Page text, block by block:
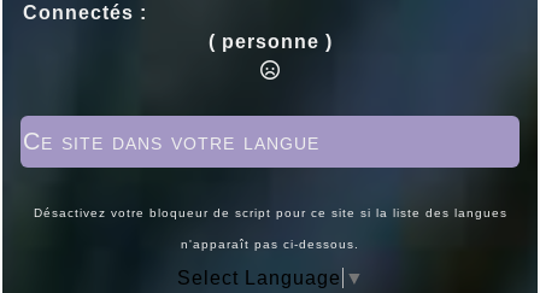
Connectés :
( personne )
Ce site dans votre langue
Désactivez votre bloqueur de script pour ce site si la liste des langues
n'apparaît pas ci-dessous.
Select Language ▼